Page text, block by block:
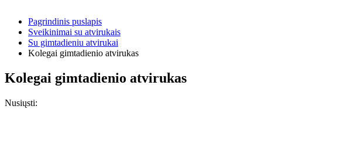
Pagrindinis puslapis
Sveikinimai su atvirukais
Su gimtadieniu atvirukai
Kolegai gimtadienio atvirukas
Kolegai gimtadienio atvirukas
Nusiųsti: